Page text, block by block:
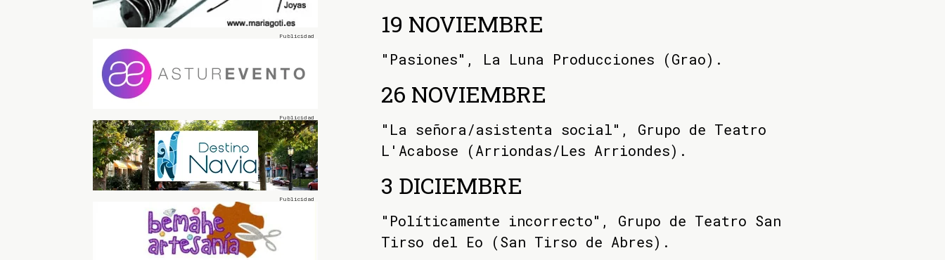
19 NOVIEMBRE
"Pasiones", La Luna Producciones (Grao).
26 NOVIEMBRE
"La señora/asistenta social", Grupo de Teatro
L'Acabose (Arriondas/Les Arriondes).
3 DICIEMBRE
"Políticamente incorrecto", Grupo de Teatro San
Tirso del Eo (San Tirso de Abres).